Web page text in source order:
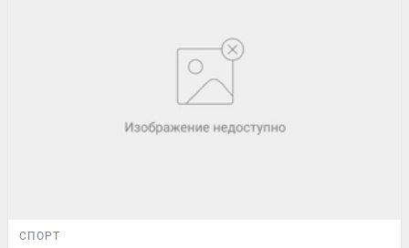
СПОРТ